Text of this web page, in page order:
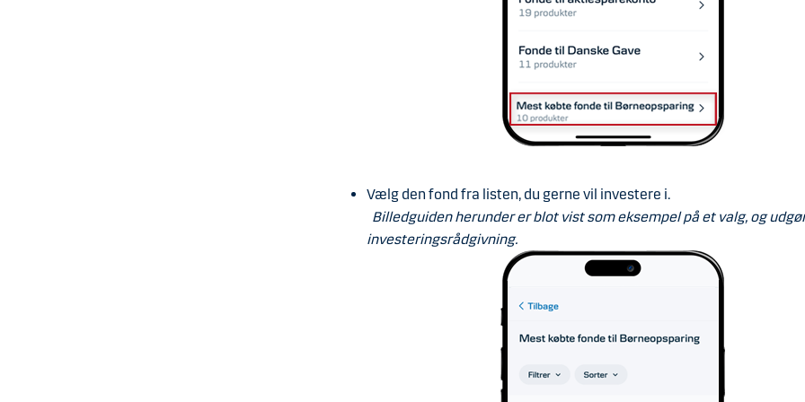
Vælg den fond fra listen, du gerne vil investere i.
Billedguiden herunder er blot vist som eksempel på et valg, og
investeringsrådgivning.